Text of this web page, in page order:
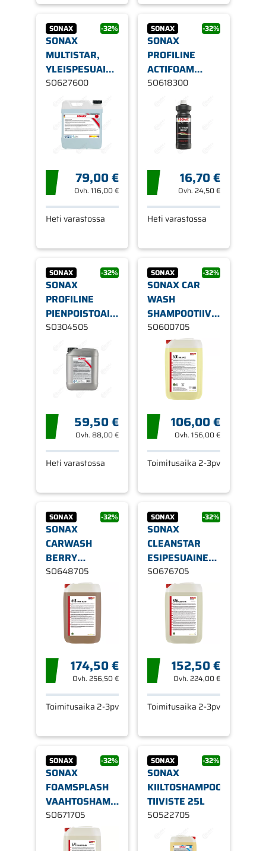
SONAX -32%
SONAX
MULTISTAR,
YLEISPESUAINE
10L
SO627600
79,00 €
Ovh. 116,00 €
Heti varastossa
SONAX -32%
SONAX
PROFILINE
ACTIFOAM
ENERGY,
VAAHTOSHAMPOO
SO618300
16,70 €
Ovh.24,50 €
Heti varastossa
SONAX -32%
SONAX
PROFILINE
PIENPOISTOAINE
5L
SO304505
59,50 €
Ovh. 88,00 €
Heti varastossa
SONAX -32%
SONAX CAR
WASH
SHAMPOOTIIVISTE
25L
SO600705
106,00 €
Ovh.156,00 €
Toimitusaika 2-3pv
SONAX -32%
SONAX
CARWASH
BERRY
VAAHTOSHAMPOO
SO648705
174,50 €
Ovh. 256,50 €
Toimitusaika 2-3pv
SONAX -32%
SONAX
CLEANSTAR
ESIPESUAINE
25L
SO676705
152,50 €
Ovh.224,00 €
Toimitusaika 2-3pv
SONAX -32%
SONAX
FOAMSPLASH
VAAHTOSHAMPOO
25L
SO671705
SONAX -32%
SONAX
KIILTOSHAMPOO,
TIIVISTE 25L
SO522705